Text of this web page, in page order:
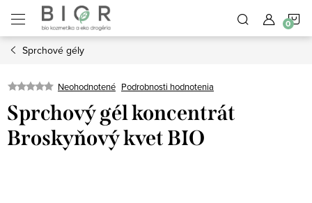
obsah
Sprchové gély
Neohodnotené Podrobnosti hodnotenia
Sprchový gél koncentrát
Broskyňový kvet BIO